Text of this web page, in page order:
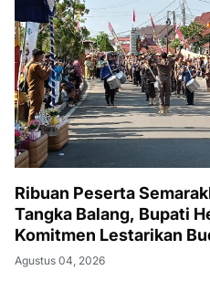
Ribuan Peserta
Tangka Balang, Bupati
Komitmen Lestarikan
Agustus 04, 2026